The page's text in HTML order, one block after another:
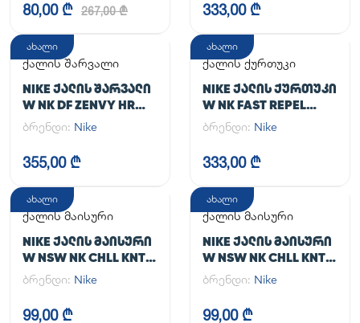
80,00 ₾ 267,00 ₾ 333,00 ₾
ახალი
ქალის შარვალი
NIKE ᲥᲐᲚᲘᲡ ᲨᲐᲠᲕᲐᲚᲘ
W NK DF ZENVY HR
TGHT
ბრენდი: Nike
355,00 ₾
ახალი
ქალის ქურთუკი
NIKE ᲥᲐᲚᲘᲡ ᲥᲣᲠᲗᲣᲙᲘ
W NK FAST REPEL
JACKET
ბრენდი: Nike
333,00 ₾
ახალი
ქალის მაისური
NIKE ᲥᲐᲚᲘᲡ ᲛᲐᲘᲡᲣᲠᲘ
W NSW NK CHLL KNT
MD CRP
ბრენდი: Nike
99,00 ₾
ახალი
ქალის მაისური
NIKE ᲥᲐᲚᲘᲡ ᲛᲐᲘᲡᲣᲠᲘ
W NSW NK CHLL KNT
MD CRP
ბრენდი: Nike
99,00 ₾